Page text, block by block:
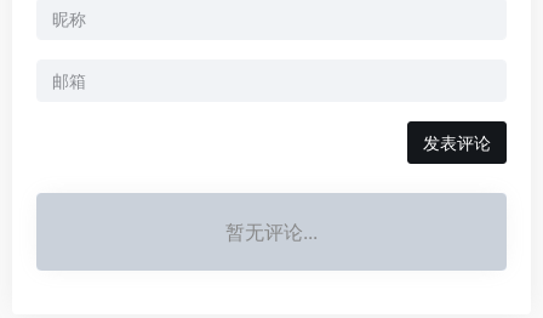
发表评论
暂无评论...